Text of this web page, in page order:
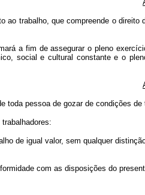
trabalho, que compreende o
a fim de assegurar o pleno
social e cultural constante e o
toda pessoa de gozar de condições
de igual valor, sem qualquer
com as disposições do